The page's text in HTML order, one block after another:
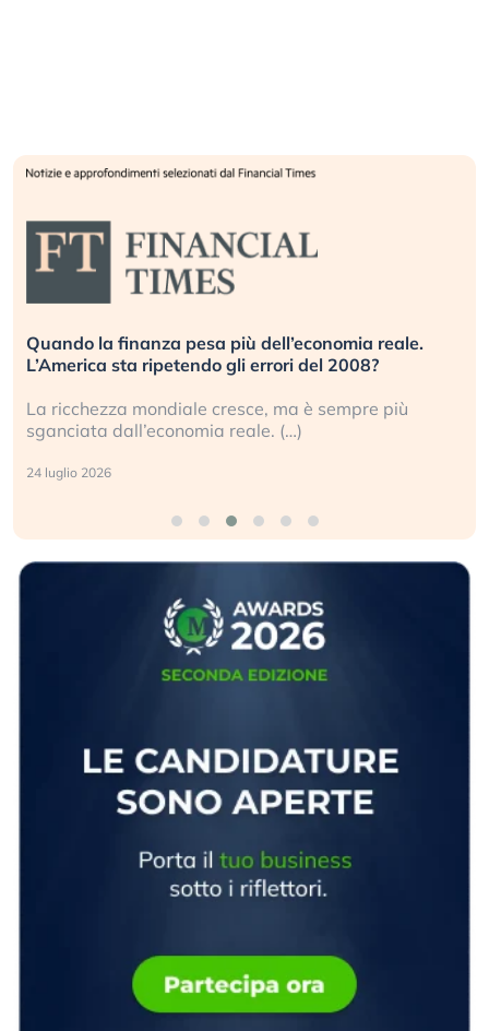
Quando la finanza pesa più dell’economia reale.
L’America sta ripetendo gli errori del 2008?
La ricchezza mondiale cresce, ma è sempre più
sganciata dall’economia reale. (…)
24 luglio 2026